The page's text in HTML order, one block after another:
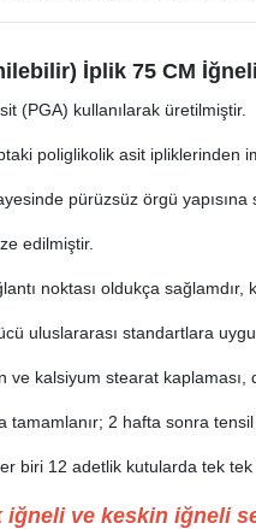
İplik 75 CM
(PGA) kullanılarak üretilmiştir.
poliglikolik asit ipliklerinden
pürüzsüz örgü yapısına
edilmiştir.
noktası oldukça sağlamdır,
uluslararası standartlara
ve kalsiyum stearat kaplaması,
tamamlanır; 2 hafta sonra
biri 12 adetlik kutularda tek tek
iğneli ve keskin iğneli